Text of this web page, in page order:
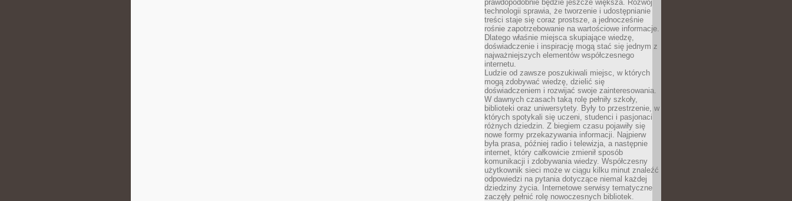
prawdopodobnie będzie jeszcze większa. Rozwój
technologii sprawia, że tworzenie i udostępnianie
treści staje się coraz prostsze, a jednocześnie
rośnie zapotrzebowanie na wartościowe informacje.
Dlatego właśnie miejsca skupiające wiedzę,
doświadczenie i inspirację mogą stać się jednym z
najważniejszych elementów współczesnego
internetu.
Ludzie od zawsze poszukiwali miejsc, w których
mogą zdobywać wiedzę, dzielić się
doświadczeniem i rozwijać swoje zainteresowania.
W dawnych czasach taką rolę pełniły szkoły,
biblioteki oraz uniwersytety. Były to przestrzenie, w
których spotykali się uczeni, studenci i pasjonaci
różnych dziedzin. Z biegiem czasu pojawiły się
nowe formy przekazywania informacji. Najpierw
była prasa, później radio i telewizja, a następnie
internet, który całkowicie zmienił sposób
komunikacji i zdobywania wiedzy. Współczesny
użytkownik sieci może w ciągu kilku minut znaleźć
odpowiedzi na pytania dotyczące niemal każdej
dziedziny życia. Internetowe serwisy tematyczne
zaczęły pełnić rolę nowoczesnych bibliotek.